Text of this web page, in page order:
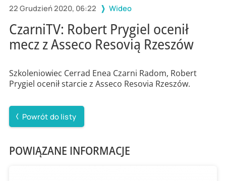
22 Grudzień 2020, 06:22 Wideo
CzarniTV: Robert Prygiel ocenił
mecz z Asseco Resovią Rzeszów
Szkoleniowiec Cerrad Enea Czarni Radom, Robert
Prygiel ocenił starcie z Asseco Resovia Rzeszów.
Powrót do listy
POWIĄZANE INFORMACJE